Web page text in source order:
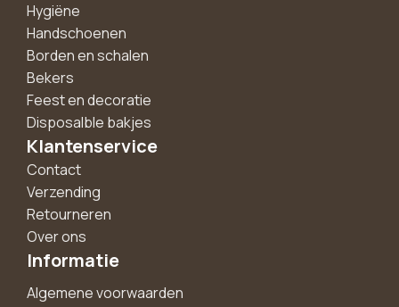
Hygiëne
Handschoenen
Borden en schalen
Bekers
Feest en decoratie
Disposalble bakjes
Klantenservice
Contact
Verzending
Retourneren
Over ons
Informatie
Algemene voorwaarden